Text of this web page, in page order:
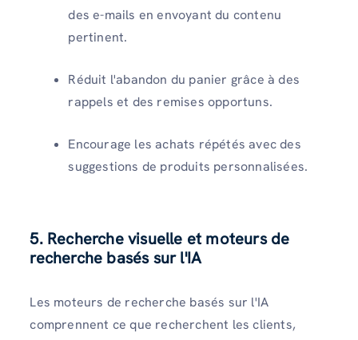
des e-mails en envoyant du contenu
pertinent.
Réduit l'abandon du panier grâce à des
rappels et des remises opportuns.
Encourage les achats répétés avec des
suggestions de produits personnalisées.
5. Recherche visuelle et moteurs de
recherche basés sur l'IA
Les moteurs de recherche basés sur l'IA
comprennent ce que recherchent les clients,